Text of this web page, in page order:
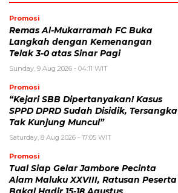
Promosi
Remas Al-Mukarramah FC Buka
Langkah dengan Kemenangan
Telak 3-0 atas Sinar Pagi
Sunday, 9 Aug 2026 - 04:11 WIT
Promosi
“Kejari SBB Dipertanyakan! Kasus
SPPD DPRD Sudah Disidik, Tersangka
Tak Kunjung Muncul”
Saturday, 8 Aug 2026 - 17:05 WIT
Promosi
Tual Siap Gelar Jambore Pecinta
Alam Maluku XXVIII, Ratusan Peserta